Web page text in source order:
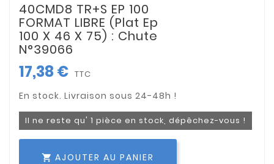
40CMD8 TR+S EP 100
FORMAT LIBRE (Plat Ep
100 X 46 X 75) : Chute
N°39066
17,38 € TTC
Il ne reste qu' 1 pièce en stock, dépêchez-vous !
 AJOUTER AU PANIER